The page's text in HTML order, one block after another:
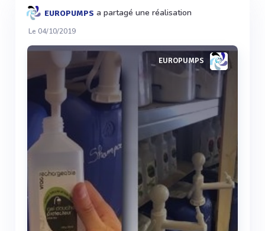
EUROPUMPS a partagé une réalisation
Le 04/10/2019
EUROPUMPS